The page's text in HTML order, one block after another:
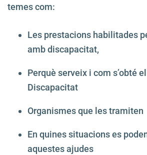
temes com:
Les prestacions habilitades
amb discapacitat,
Perquè serveix i com s’obté
Discapacitat
Organismes que les tramiten
En quines situacions es
aquestes ajudes